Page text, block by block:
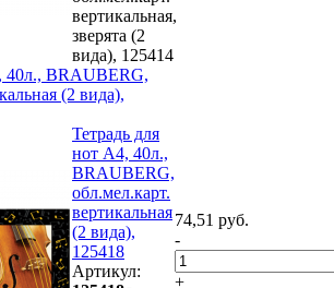
вертикальная,
зверята (2
вида), 125414
40л., BRAUBERG,
(2 вида),
Тетрадь для
нот А4, 40л.,
BRAUBERG,
обл.мел.карт.
вертикальная
(2 вида),
125418
Артикул:
74,51 руб.
-
+